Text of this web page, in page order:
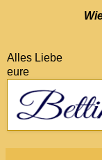
Alles Liebe
eure